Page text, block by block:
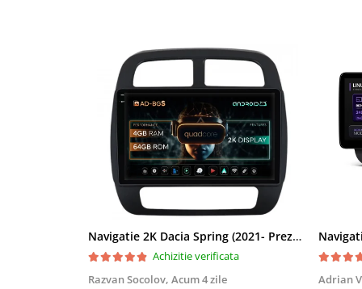
Rame adaptoare BMW
Rame adaptoare Seat
Rame adaptoare Renault
Rame adaptoare Volvo
Rame adaptoare Honda
Rame Adaptoare Porsche
Rame adaptoare Peugeot
Navigatie 2K Dacia Spring (2021- Prezent), Android, S-Quadcore / 4GB RAM + 64GB ROM, 9.5 Inch - AD-BGS90042K+AD-BGRKIT366V4s
Achizitie verificata
Razvan Socolov, Acum 4 zile
Adrian